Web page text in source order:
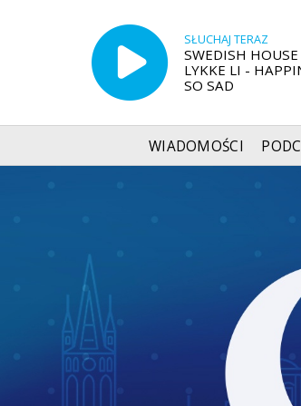
SŁUCHAJ TERAZ
SWEDISH
LYKKE LI -
SO SAD
WIADOMOŚCI